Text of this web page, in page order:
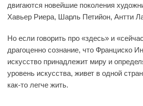
двигаются новейшие поколения
Хавьер Риера, Шарль Петийон, Антти
Но если говорить про «здесь» и
драгоценно сознание, что Франциско
искусство принадлежит миру и
уровень искусства, живет в одной
как-то легче жить.